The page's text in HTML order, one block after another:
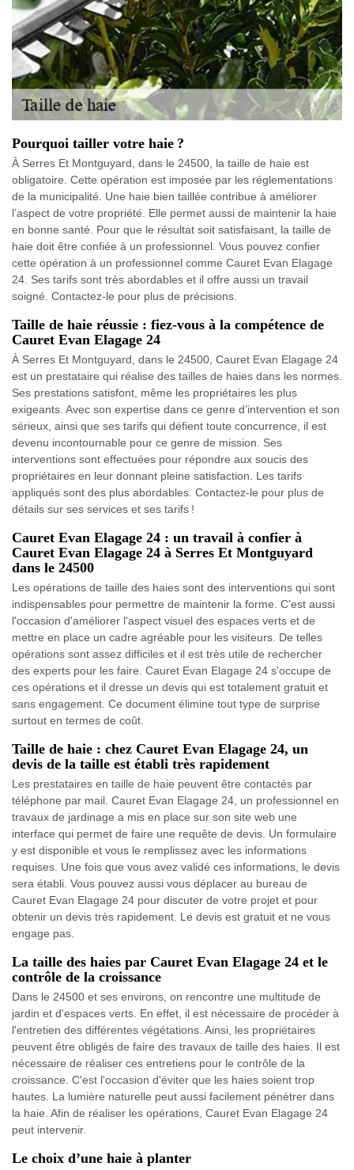
Pourquoi tailler votre haie ?
À Serres Et Montguyard, dans le 24500, la taille de haie est
obligatoire. Cette opération est imposée par les réglementations
de la municipalité. Une haie bien taillée contribue à améliorer
l’aspect de votre propriété. Elle permet aussi de maintenir la haie
en bonne santé. Pour que le résultat soit satisfaisant, la taille de
haie doit être confiée à un professionnel. Vous pouvez confier
cette opération à un professionnel comme Cauret Evan Elagage
24. Ses tarifs sont très abordables et il offre aussi un travail
soigné. Contactez-le pour plus de précisions.
Taille de haie réussie : fiez-vous à la compétence de
Cauret Evan Elagage 24
À Serres Et Montguyard, dans le 24500, Cauret Evan Elagage 24
est un prestataire qui réalise des tailles de haies dans les normes.
Ses prestations satisfont, même les propriétaires les plus
exigeants. Avec son expertise dans ce genre d’intervention et son
sérieux, ainsi que ses tarifs qui défient toute concurrence, il est
devenu incontournable pour ce genre de mission. Ses
interventions sont effectuées pour répondre aux soucis des
propriétaires en leur donnant pleine satisfaction. Les tarifs
appliqués sont des plus abordables. Contactez-le pour plus de
détails sur ses services et ses tarifs !
Cauret Evan Elagage 24 : un travail à confier à
Cauret Evan Elagage 24 à Serres Et Montguyard
dans le 24500
Les opérations de taille des haies sont des interventions qui sont
indispensables pour permettre de maintenir la forme. C'est aussi
l'occasion d'améliorer l'aspect visuel des espaces verts et de
mettre en place un cadre agréable pour les visiteurs. De telles
opérations sont assez difficiles et il est très utile de rechercher
des experts pour les faire. Cauret Evan Elagage 24 s'occupe de
ces opérations et il dresse un devis qui est totalement gratuit et
sans engagement. Ce document élimine tout type de surprise
surtout en termes de coût.
Taille de haie : chez Cauret Evan Elagage 24, un
devis de la taille est établi très rapidement
Les prestataires en taille de haie peuvent être contactés par
téléphone par mail. Cauret Evan Elagage 24, un professionnel en
travaux de jardinage a mis en place sur son site web une
interface qui permet de faire une requête de devis. Un formulaire
y est disponible et vous le remplissez avec les informations
requises. Une fois que vous avez validé ces informations, le devis
sera établi. Vous pouvez aussi vous déplacer au bureau de
Cauret Evan Elagage 24 pour discuter de votre projet et pour
obtenir un devis très rapidement. Le devis est gratuit et ne vous
engage pas.
La taille des haies par Cauret Evan Elagage 24 et le
contrôle de la croissance
Dans le 24500 et ses environs, on rencontre une multitude de
jardin et d'espaces verts. En effet, il est nécessaire de procéder à
l'entretien des différentes végétations. Ainsi, les propriétaires
peuvent être obligés de faire des travaux de taille des haies. Il est
nécessaire de réaliser ces entretiens pour le contrôle de la
croissance. C'est l'occasion d'éviter que les haies soient trop
hautes. La lumière naturelle peut aussi facilement pénétrer dans
la haie. Afin de réaliser les opérations, Cauret Evan Elagage 24
peut intervenir.
Le choix d’une haie à planter